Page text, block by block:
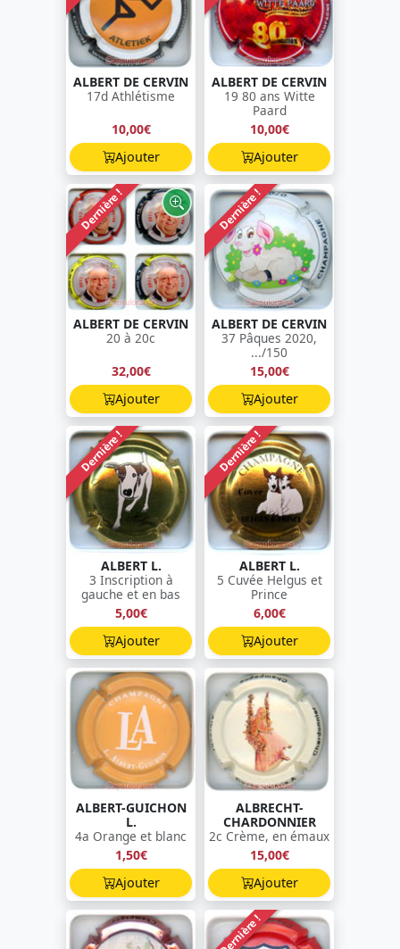
ALBERT DE CERVIN
17d Athlétisme
10,00€
Ajouter
ALBERT DE CERVIN
19 80 ans Witte
Paard
10,00€
Ajouter
Dernière !
ALBERT DE CERVIN
20 à 20c
32,00€
Ajouter
Dernière !
ALBERT DE CERVIN
37 Pâques 2020,
.../150
15,00€
Ajouter
Dernière !
ALBERT L.
3 Inscription à
gauche et en bas
5,00€
Ajouter
Dernière !
ALBERT L.
5 Cuvée Helgus et
Prince
6,00€
Ajouter
ALBERT-GUICHON
L.
4a Orange et blanc
1,50€
Ajouter
ALBRECHT-
CHARDONNIER
2c Crème, en émaux
15,00€
Ajouter
Dernière !